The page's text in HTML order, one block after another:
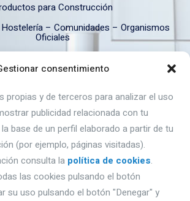
consentimiento
propias y de terceros para analizar el uso
publicidad relacionada con tu
base de un perfil elaborado a partir de tu
(por ejemplo, páginas visitadas).
consulta la política de cookies.
las cookies pulsando el botón
su uso pulsando el botón "Denegar" y
para Construcción
– Comunidades – Organismos
Oficiales
DÓNDE ESTAMOS
Km 233- naves Gromber, nave 91
Pedernales (Burgos).
proquimbur@proquimbur.com